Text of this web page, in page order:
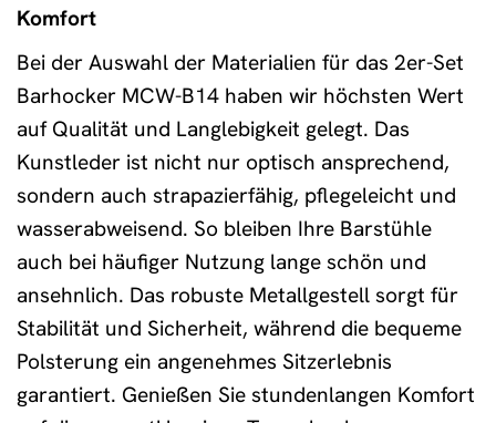
Komfort
Bei der Auswahl der Materialien für das 2er-Set
Barhocker MCW-B14 haben wir höchsten Wert
auf Qualität und Langlebigkeit gelegt. Das
Kunstleder ist nicht nur optisch ansprechend,
sondern auch strapazierfähig, pflegeleicht und
wasserabweisend. So bleiben Ihre Barstühle
auch bei häufiger Nutzung lange schön und
ansehnlich. Das robuste Metallgestell sorgt für
Stabilität und Sicherheit, während die bequeme
Polsterung ein angenehmes Sitzerlebnis
garantiert. Genießen Sie stundenlangen Komfort